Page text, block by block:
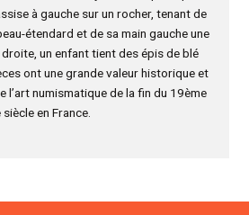
à gauche sur un rocher, tenant de
étendard et de sa main gauche une
droite, un enfant tient des épis de blé
ont une grande valeur historique et
l’art numismatique de la fin du 19ème
en France.